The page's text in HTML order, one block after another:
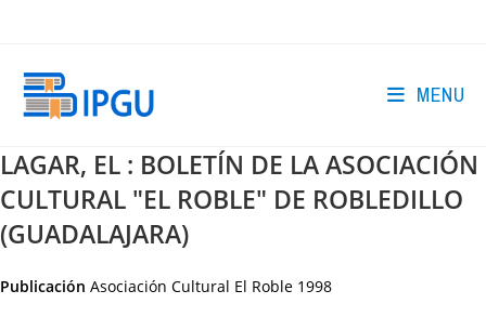
MENU
LAGAR, EL : BOLETÍN DE LA ASOCIACIÓN
CULTURAL "EL ROBLE" DE ROBLEDILLO
(GUADALAJARA)
Publicación Asociación Cultural El Roble 1998